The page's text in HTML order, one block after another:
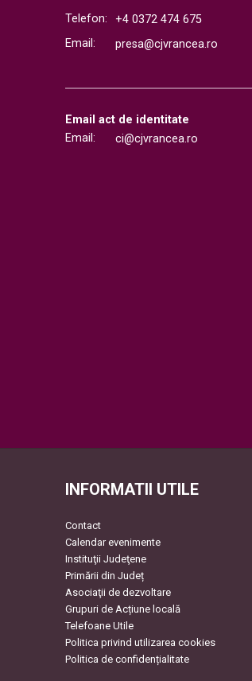
Telefon:
+4 0372 474 675
Email:
presa@cjvrancea.ro
Email act de identitate
Email:
ci@cjvrancea.ro
INFORMATII UTILE
Contact
Calendar evenimente
Instituţii Judeţene
Primării din Județ
Asociaţii de dezvoltare
Grupuri de Acțiune locală
Telefoane Utile
Politica privind utilizarea cookies
Politica de confidențialitate